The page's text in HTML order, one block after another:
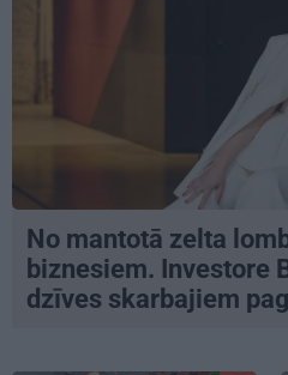
No mantotā zelta
biznesiem. Investore
dzīves skarbajiem